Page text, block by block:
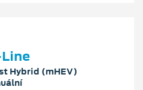
Hybrid (mHEV)